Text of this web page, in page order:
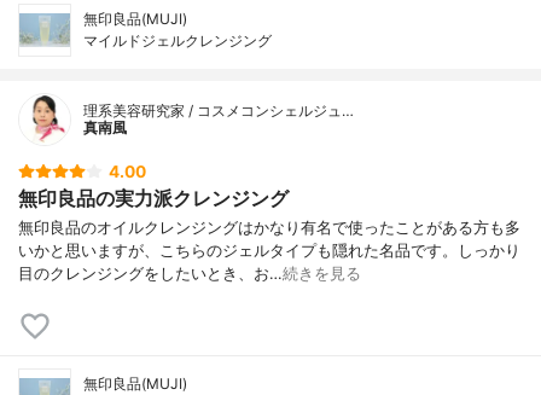
無印良品(MUJI)
マイルドジェルクレンジング
理系美容研究家 / コスメコンシェルジュ…
真南風
4.00
無印良品の実力派クレンジング
無印良品のオイルクレンジングはかなり有名で使ったことがある方も多
いかと思いますが、こちらのジェルタイプも隠れた名品です。しっかり
目のクレンジングをしたいとき、お…続きを見る
無印良品(MUJI)